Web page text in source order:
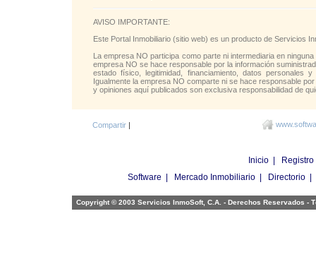
AVISO IMPORTANTE:
Este Portal Inmobiliario (sitio web) es un producto de Servicios
La empresa NO participa como parte ni intermediaria en
empresa NO se hace responsable por la información
estado físico, legitimidad, financiamiento, datos personales
Igualmente la empresa NO comparte ni se hace responsable
y opiniones aquí publicados son exclusiva responsabilidad de
Compartir |
Inicio Registro
Software
Mercado Inmobiliario Directorio
Copyright © 2003 Servicios InmoSoft, C.A. - Derechos Reservados -